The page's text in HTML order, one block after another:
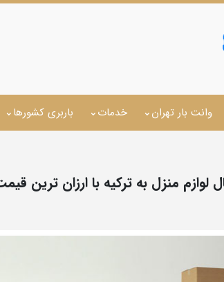
وانت بار تهران خدمات باربری کشورها
لوازم منزل به ترکیه با ارزان ترین